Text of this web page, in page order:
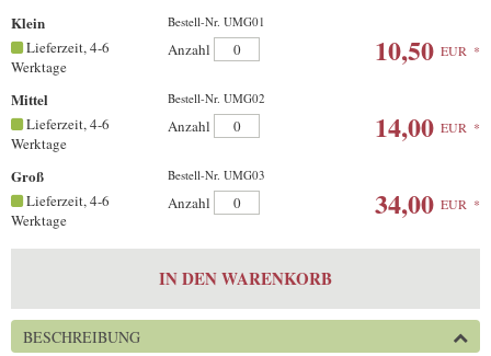
Klein Bestell-Nr. UMG01
Lieferzeit, 4-6
Werktage
Anzahl 10,50 EUR *
Mittel Bestell-Nr. UMG02
Lieferzeit, 4-6
Werktage
Anzahl 14,00 EUR *
Groß Bestell-Nr. UMG03
Lieferzeit, 4-6
Werktage
Anzahl 34,00 EUR *
IN DEN WARENKORB
BESCHREIBUNG